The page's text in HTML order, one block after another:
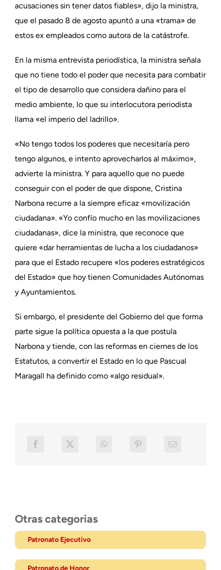
acusaciones sin tener datos fiables», dijo la ministra,
que el pasado 8 de agosto apuntó a una «trama» de
estos ex empleados como autora de la catástrofe.
En la misma entrevista periodística, la ministra señala
que no tiene todo el poder que necesita para combatir
el tipo de desarrollo que considera dañino para el
medio ambiente, lo que su interlocutora periodista
llama «el imperio del ladrillo».
«No tengo todos los poderes que necesitaría pero
tengo algunos, e intento aprovecharlos al máximo»,
advierte la ministra. Y para aquello que no puede
conseguir con el poder de que dispone, Cristina
Narbona recurre a la siempre eficaz «movilización
ciudadana». «Yo confío mucho en las movilizaciones
ciudadanas», dice la ministra, que reconoce que
quiere «dar herramientas de lucha a los ciudadanos»
para que el Estado recupere «los poderes estratégicos
del Estado» que hoy tienen Comunidades Autónomas
y Ayuntamientos.
Si embargo, el presidente del Gobierno del que forma
parte sigue la política opuesta a la que postula
Narbona y tiende, con las reformas en ciernes de los
Estatutos, a convertir el Estado en lo que Pascual
Maragall ha definido como «algo residual».
Otras categorias
Patronato Ejecutivo
Patronato de Honor